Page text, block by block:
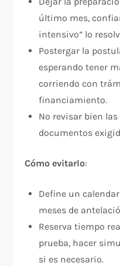
último mes,
intensivo” lo
Postergar la
esperando tener
corriendo con
financiamiento.
No revisar bien
documentos
Cómo evitarlo:
Define un
meses de
Reserva tiempo
prueba, hacer
si es necesario.